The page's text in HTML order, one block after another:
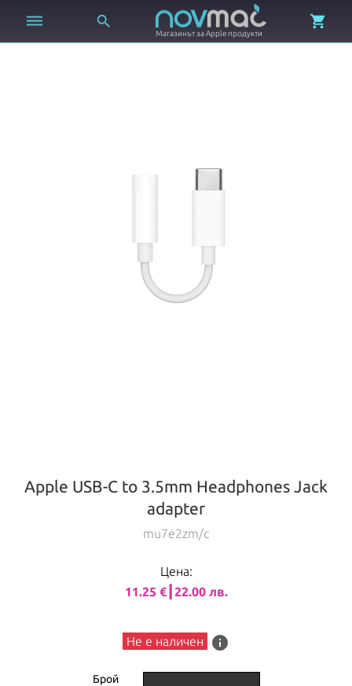
 
Магазинът за Apple продукти

Apple USB-C to 3.5mm Headphones Jack
adapter
mu7e2zm/c
Цена:
11.25 €┃22.00 лв.
Не е наличен info
Брой